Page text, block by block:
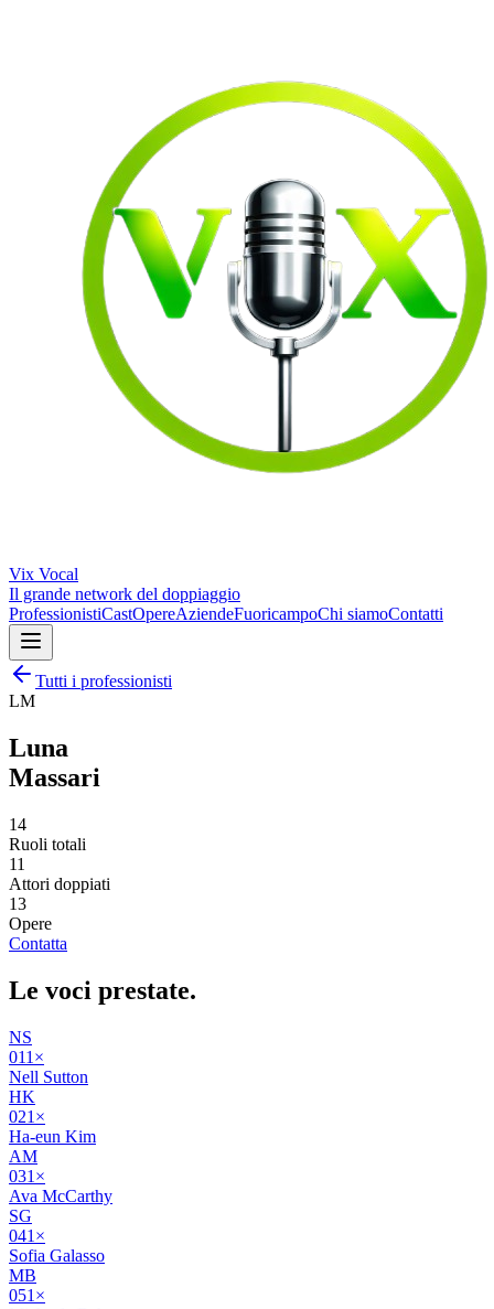
Vix Vocal
Il grande network del doppiaggio
ProfessionistiCastOpereAziendeFuoricampoChi siamoContatti
Tutti i professionisti
LM
Luna
Massari
14
Ruoli totali
11
Attori doppiati
13
Opere
Contatta
Le voci prestate.
NS
011 ×
Nell Sutton
HK
021 ×
Ha-eun Kim
AM
031 ×
Ava McCarthy
SG
041 ×
Sofia Galasso
MB
051 ×